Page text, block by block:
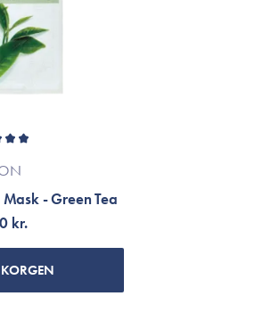
Mask - Green Tea
kr.